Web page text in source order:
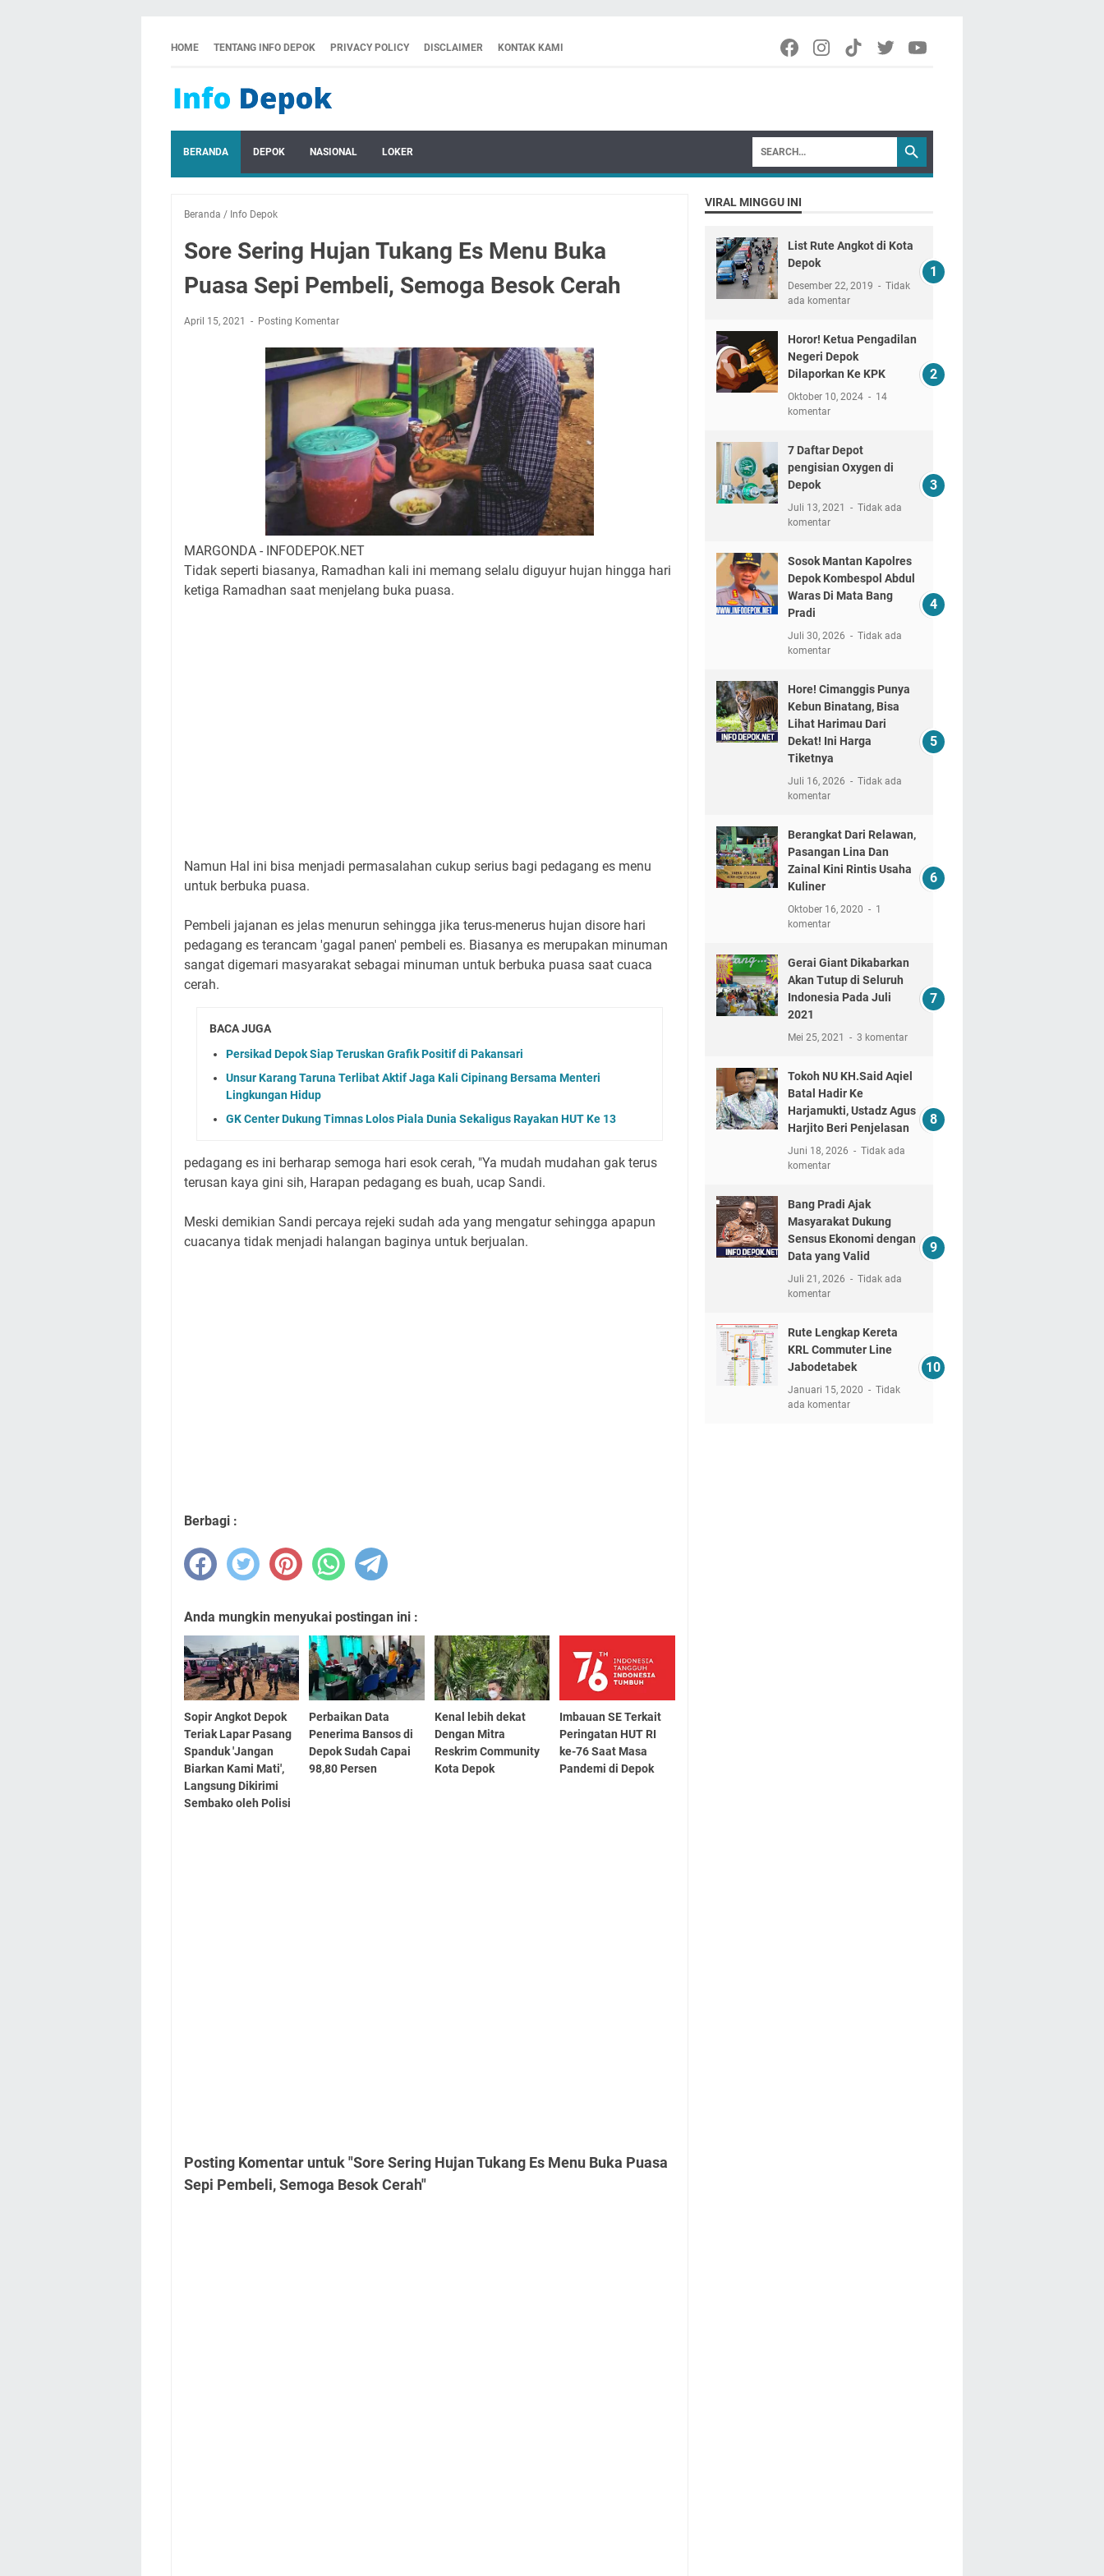
HOME TENTANG INFO DEPOK PRIVACY POLICY DISCLAIMER KONTAK KAMI
BERANDA DEPOK NASIONAL LOKER
Beranda / Info Depok
Sore Sering Hujan Tukang Es Menu Buka
Puasa Sepi Pembeli, Semoga Besok Cerah
April 15, 2021 Posting Komentar
MARGONDA - INFODEPOK.NET
Tidak seperti biasanya, Ramadhan kali ini memang selalu diguyur hujan hingga hari
ketiga Ramadhan saat menjelang buka puasa.
Namun Hal ini bisa menjadi permasalahan cukup serius bagi pedagang es menu
untuk berbuka puasa.
Pembeli jajanan es jelas menurun sehingga jika terus-menerus hujan disore hari
pedagang es terancam 'gagal panen' pembeli es. Biasanya es merupakan minuman
sangat digemari masyarakat sebagai minuman untuk berbuka puasa saat cuaca
cerah.
BACA JUGA
Persikad Depok Siap Teruskan Grafik Positif di Pakansari
Unsur Karang Taruna Terlibat Aktif Jaga Kali Cipinang Bersama Menteri
Lingkungan Hidup
GK Center Dukung Timnas Lolos Piala Dunia Sekaligus Rayakan HUT Ke 13
pedagang es ini berharap semoga hari esok cerah, "Ya mudah mudahan gak terus
terusan kaya gini sih, Harapan pedagang es buah, ucap Sandi.
Meski demikian Sandi percaya rejeki sudah ada yang mengatur sehingga apapun
cuacanya tidak menjadi halangan baginya untuk berjualan.
Berbagi :
Anda mungkin menyukai postingan ini :
Sopir Angkot Depok
Teriak Lapar Pasang
Spanduk 'Jangan
Biarkan Kami Mati',
Langsung Dikirimi
Sembako oleh Polisi
Perbaikan Data
Penerima Bansos di
Depok Sudah Capai
98,80 Persen
Kenal lebih dekat
Dengan Mitra
Reskrim Community
Kota Depok
Imbauan SE Terkait
Peringatan HUT RI
ke-76 Saat Masa
Pandemi di Depok
Posting Komentar untuk "Sore Sering Hujan Tukang Es Menu Buka Puasa
Sepi Pembeli, Semoga Besok Cerah"
VIRAL MINGGU INI
List Rute Angkot di Kota
Depok
Desember 22, 2019
Tidak
ada komentar
Horor! Ketua Pengadilan
Negeri Depok
Dilaporkan Ke KPK
Oktober 10, 2024
14
komentar
7 Daftar Depot
pengisian Oxygen di
Depok
Juli 13, 2021
Tidak ada
komentar
Sosok Mantan Kapolres
Depok Kombespol Abdul
Waras Di Mata Bang
Pradi
Juli 30, 2026
Tidak ada
komentar
Hore! Cimanggis Punya
Kebun Binatang, Bisa
Lihat Harimau Dari
Dekat! Ini Harga
Tiketnya
Juli 16, 2026
Tidak ada
komentar
Berangkat Dari Relawan,
Pasangan Lina Dan
Zainal Kini Rintis Usaha
Kuliner
Oktober 16, 2020
1
komentar
Gerai Giant Dikabarkan
Akan Tutup di Seluruh
Indonesia Pada Juli
2021
Mei 25, 2021 3 komentar
Tokoh NU KH.Said Aqiel
Batal Hadir Ke
Harjamukti, Ustadz Agus
Harjito Beri Penjelasan
Juni 18, 2026
Tidak ada
komentar
Bang Pradi Ajak
Masyarakat Dukung
Sensus Ekonomi dengan
Data yang Valid
Juli 21, 2026
Tidak ada
komentar
Rute Lengkap Kereta
KRL Commuter Line
Jabodetabek
Januari 15, 2020
Tidak
ada komentar